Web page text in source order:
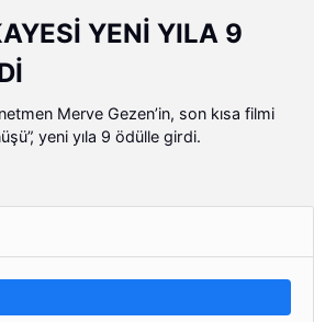
YENİ YILA 9
Merve Gezen’in, son kısa filmi
yeni yıla 9 ödülle girdi.